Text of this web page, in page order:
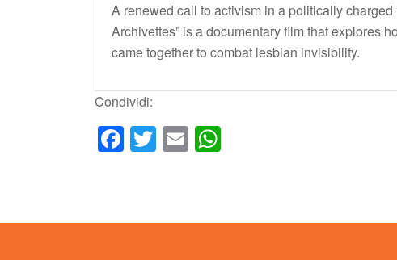
A renewed call to activism in a politically charged
Archivettes” is a documentary film that explores
came together to combat lesbian invisibility.
Condividi:
Facebook
Twitter
Email